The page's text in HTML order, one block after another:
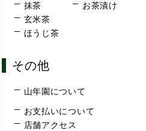
抹茶
玄米茶
ほうじ茶
お茶漬け
その他
山年園について
お支払いについて
店舗アクセス